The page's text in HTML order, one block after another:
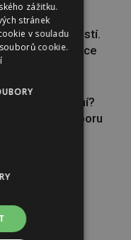
samozřejmostí.
reprodukce
v ohrožení?
nutriční podporu
zážitku.
stránek
v souladu
cookie.